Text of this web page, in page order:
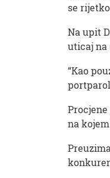
se
Na upit
uticaj na
“Kao
na